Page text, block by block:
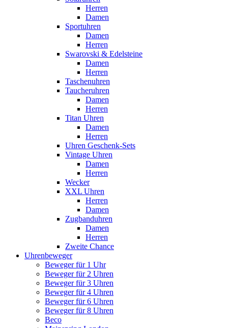
Herren
Damen
Sportuhren
Damen
Herren
Swarovski & Edelsteine
Damen
Herren
Taschenuhren
Taucheruhren
Damen
Herren
Titan Uhren
Damen
Herren
Uhren Geschenk-Sets
Vintage Uhren
Damen
Herren
Wecker
XXL Uhren
Herren
Damen
Zugbanduhren
Damen
Herren
Zweite Chance
Uhrenbeweger
Beweger für 1 Uhr
Beweger für 2 Uhren
Beweger für 3 Uhren
Beweger für 4 Uhren
Beweger für 6 Uhren
Beweger für 8 Uhren
Beco